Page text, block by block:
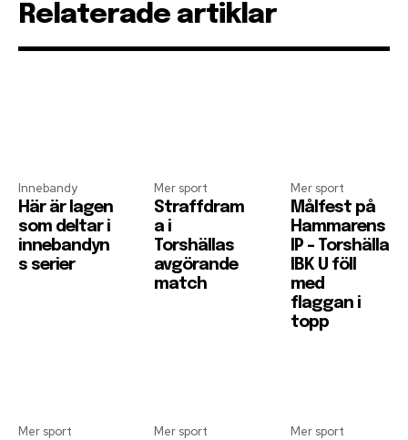
Relaterade artiklar
Innebandy
Här är lagen
som deltar i
innebandyn
s serier
Mer sport
Straffdram
a i
Torshällas
avgörande
match
Mer sport
Målfest på
Hammarens
IP – Torshälla
IBK U föll
med
flaggan i
topp
Mer sport Mer sport Mer sport